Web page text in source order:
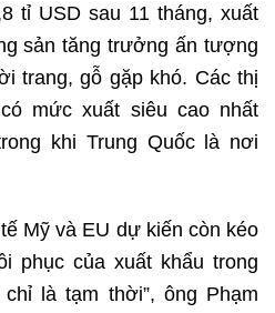
tỉ USD sau 11 tháng, xuất
sản tăng trưởng ấn tượng
trang, gỗ gặp khó. Các thị
mức xuất siêu cao nhất
khi Trung Quốc là nơi
Mỹ và EU dự kiến còn kéo
phục của xuất khẩu trong
là tạm thời”, ông Phạm